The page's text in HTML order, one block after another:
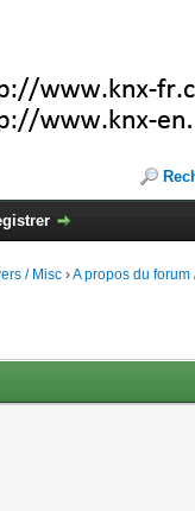
/ Misc ›A propos du forum